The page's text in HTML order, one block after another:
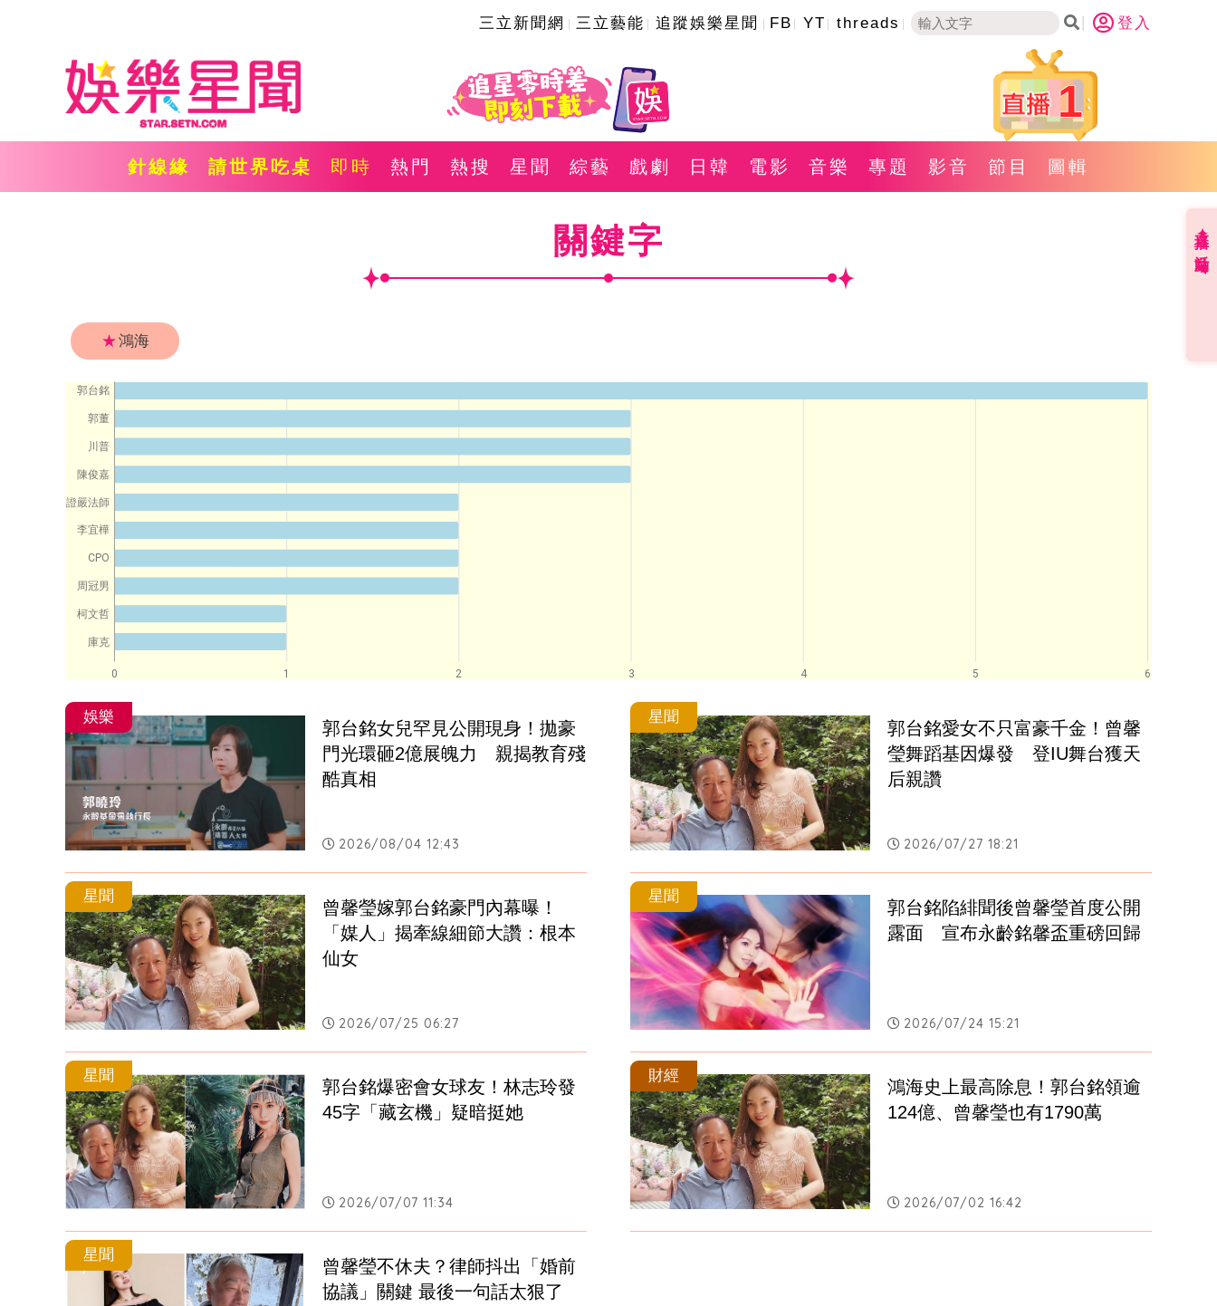
三立新聞網 三立藝能 追蹤娛樂星聞 FB YT threads 登入
1
針線緣 請世界吃桌 即時 熱門 熱搜 星聞 綜藝 戲劇 日韓 電影 音樂 專題 影音 節目 圖輯
關鍵字
★鴻海
0 1 2 3 4 5 6
郭台銘
郭董
川普
陳俊嘉
證嚴法師
李宜樺
CPO
周冠男
柯文哲
庫克
娛樂
郭台銘女兒罕見公開現身！拋豪
門光環砸2億展魄力　親揭教育殘
酷真相
2026/08/04 12:43
星聞
郭台銘愛女不只富豪千金！曾馨
瑩舞蹈基因爆發　登IU舞台獲天
后親讚
2026/07/27 18:21
星聞
曾馨瑩嫁郭台銘豪門內幕曝！
「媒人」揭牽線細節大讚：根本
仙女
2026/07/25 06:27
星聞
郭台銘陷緋聞後曾馨瑩首度公開
露面　宣布永齡銘馨盃重磅回歸
2026/07/24 15:21
星聞
郭台銘爆密會女球友！林志玲發
45字「藏玄機」疑暗挺她
2026/07/07 11:34
財經
鴻海史上最高除息！郭台銘領逾
124億、曾馨瑩也有1790萬
2026/07/02 16:42
星聞
曾馨瑩不休夫？律師抖出「婚前
協議」關鍵 最後一句話太狠了
直播✦活動